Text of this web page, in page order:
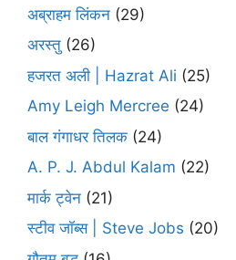
अब्राहम लिंकन (29)
अरस्तु (26)
हजरत अली | Hazrat Ali (25)
Amy Leigh Mercree (24)
बाल गंगाधर तिलक (24)
A. P. J. Abdul Kalam (22)
मार्क ट्वेन (21)
स्टीव जॉब्स | Steve Jobs (20)